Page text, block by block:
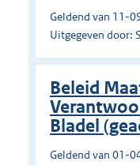
Geldend van 11-
Uitgegeven door:
Beleid
Bladel
Geldend van 01-